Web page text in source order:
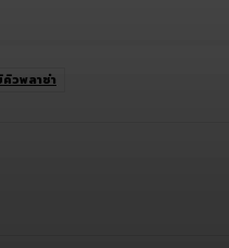
วพลาซ่า